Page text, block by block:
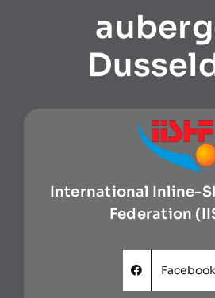
International Inline-
Federation
Facebook